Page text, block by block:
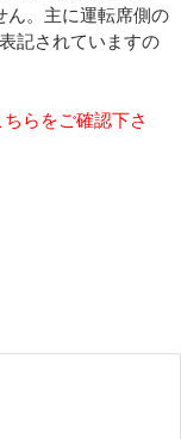
ん。主に運転席側の
記されていますの
らをご確認下さ